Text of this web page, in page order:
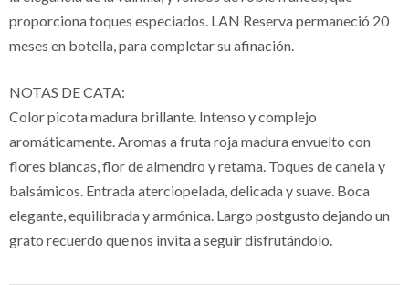
proporciona toques especiados. LAN Reserva permaneció 20
meses en botella, para completar su afinación.
NOTAS DE CATA:
Color picota madura brillante. Intenso y complejo
aromáticamente. Aromas a fruta roja madura envuelto con
flores blancas, flor de almendro y retama. Toques de canela y
balsámicos. Entrada aterciopelada, delicada y suave. Boca
elegante, equilibrada y armónica. Largo postgusto dejando un
grato recuerdo que nos invita a seguir disfrutándolo.